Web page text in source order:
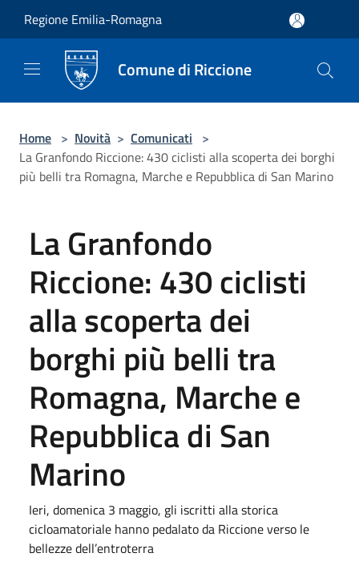
Regione Emilia-Romagna
Comune di Riccione
Home > Novità > Comunicati >
La Granfondo Riccione: 430 ciclisti alla scoperta dei borghi
più belli tra Romagna, Marche e Repubblica di San Marino
La Granfondo
Riccione: 430 ciclisti
alla scoperta dei
borghi più belli tra
Romagna, Marche e
Repubblica di San
Marino
Ieri, domenica 3 maggio, gli iscritti alla storica
cicloamatoriale hanno pedalato da Riccione verso le
bellezze dell’entroterra